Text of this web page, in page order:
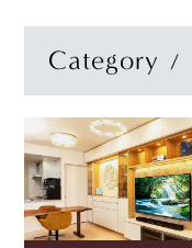
Category